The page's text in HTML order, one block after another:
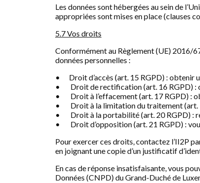
Les données sont hébergées au sein de
appropriées sont mises en place (clauses
5.7 Vos droits
Conformément au Règlement (UE) 2016/
données personnelles :
• Droit d’accès (art. 15 RGPD) : obtenir
• Droit de rectification (art. 16 RGPD) :
• Droit à l’effacement (art. 17 RGPD) :
• Droit à la limitation du traitement (art.
• Droit à la portabilité (art. 20 RGPD) :
• Droit d’opposition (art. 21 RGPD) :
Pour exercer ces droits, contactez l’II2P
en joignant une copie d’un justificatif
En cas de réponse insatisfaisante, vous
Données (CNPD) du Grand-Duché de